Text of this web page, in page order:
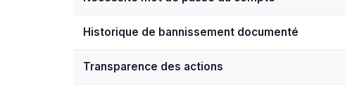
Historique de bannissement documenté
Transparence des actions